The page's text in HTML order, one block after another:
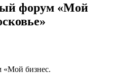
форум «Мой